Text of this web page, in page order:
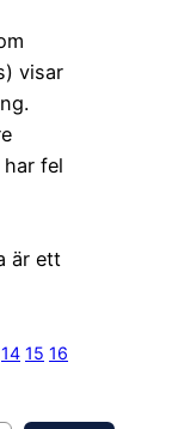
visar
fel
är ett
14 15 16